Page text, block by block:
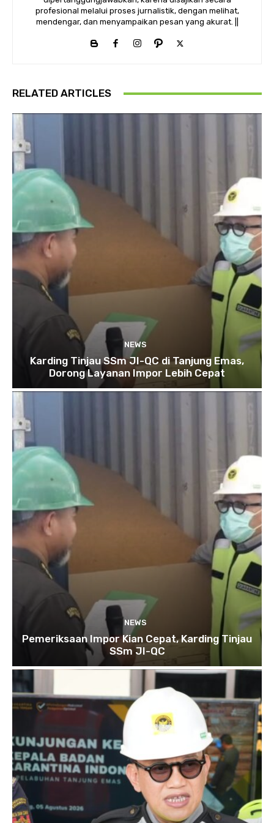
profesional melalui proses jurnalistik, dengan melihat,
mendengar, dan menyampaikan pesan yang akurat. ||
RELATED ARTICLES
NEWS
Karding Tinjau SSm JI-QC di Tanjung Emas,
Dorong Layanan Impor Lebih Cepat
NEWS
Pemeriksaan Impor Kian Cepat, Karding Tinjau
SSm JI-QC